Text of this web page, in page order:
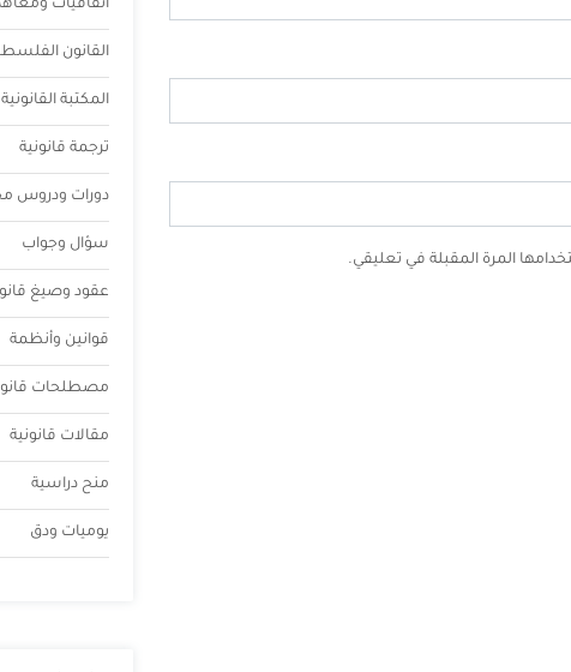
المرة المقبلة في تعليقي.
اتفاقيات
القانون
المكتبة القانونية
ترجمة قانونية
دورات ودروس
سؤال وجواب
عقود وصيغ
قوانين وأنظمة
مصطلحات
مقالات قانونية
منح دراسية
يوميات ودق